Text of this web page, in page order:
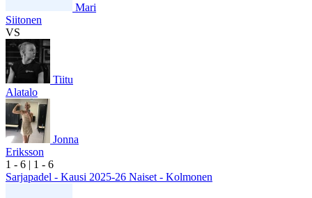
Mari
Siitonen
VS
Tiitu
Alatalo
Jonna
Eriksson
1 - 6 | 1 - 6
Sarjapadel - Kausi 2025-26 Naiset - Kolmonen